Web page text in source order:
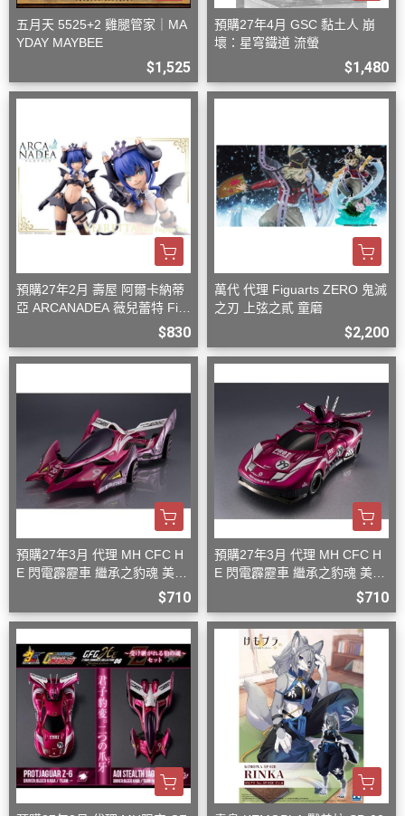
五月天 5525+2 雞腿管家｜MA
YDAY MAYBEE
$1,525
預購27年4月 GSC 黏土人 崩
壞：星穹鐵道 流螢
$1,480
預購27年2月 壽屋 阿爾卡納蒂
亞 ARCANADEA 薇兒蕾特 Firs
$830
萬代 代理 Figuarts ZERO 鬼滅
之刃 上弦之貳 童磨
$2,200
預購27年3月 代理 MH CFC H
E 閃電霹靂車 繼承之豹魂 美洲
$710
預購27年3月 代理 MH CFC H
E 閃電霹靂車 繼承之豹魂 美洲
$710